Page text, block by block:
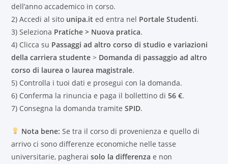
dell’anno accademico in corso.
2) Accedi al sito unipa.it ed entra nel Portale Studenti.
3) Seleziona Pratiche > Nuova pratica.
4) Clicca su Passaggi ad altro corso di studio e variazioni
della carriera studente > Domanda di passaggio ad altro
corso di laurea o laurea magistrale.
5) Controlla i tuoi dati e prosegui con la domanda.
6) Conferma la rinuncia e paga il bollettino di56 €.
7) Consegna la domanda tramiteSPID.
Nota bene: Se tra il corso di provenienza e quello di
arrivo ci sono differenze economiche nelle tasse
universitarie, pagheraisolo la differenza e non